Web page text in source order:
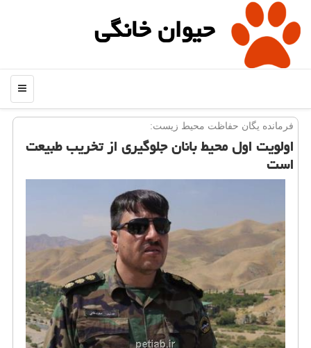
حیوان خانگی
منو
فرمانده یگان حفاظت محیط زیست:
اولویت اول محیط بانان جلوگیری از تخریب طبیعت
است